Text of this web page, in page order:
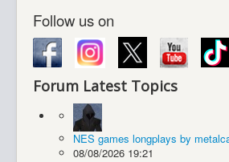
Συλλογές / Projects
Follow us on
Forum Latest Topics
NES games longplays by
08/08/2026 19:21